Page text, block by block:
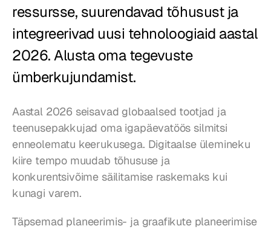
ressursse, suurendavad tõhusust ja
integreerivad uusi tehnoloogiaid aastal
2026. Alusta oma tegevuste
ümberkujundamist.
Aastal 2026 seisavad globaalsed tootjad ja
teenusepakkujad oma igapäevatöös silmitsi
enneolematu keerukusega. Digitaalse ülemineku
kiire tempo muudab tõhususe ja
konkurentsivõime säilitamise raskemaks kui
kunagi varem.
Täpsemad planeerimis- ja graafikute planeerimise